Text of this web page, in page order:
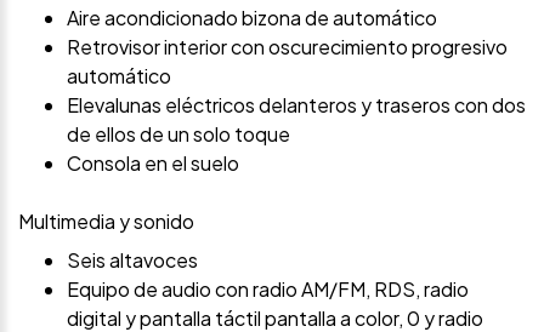
Aire acondicionado bizona de automático
Retrovisor interior con oscurecimiento progresivo
automático
Elevalunas eléctricos delanteros y traseros con dos
de ellos de un solo toque
Consola en el suelo
Multimedia y sonido
Seis altavoces
Equipo de audio con radio AM/FM, RDS, radio
digital y pantalla táctil pantalla a color, 0 y radio